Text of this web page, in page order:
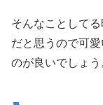
そんなことして
だと思うので可
のが良いでしょう